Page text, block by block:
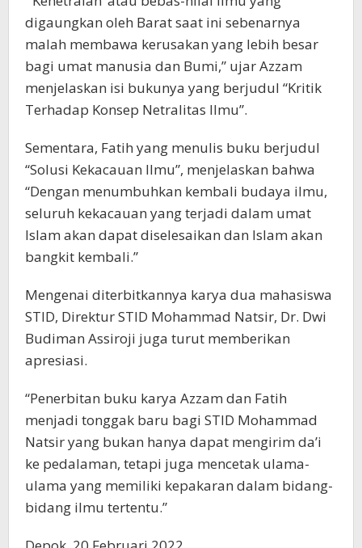
digaungkan oleh Barat saat ini sebenarnya
malah membawa kerusakan yang lebih besar
bagi umat manusia dan Bumi,” ujar Azzam
menjelaskan isi bukunya yang berjudul “Kritik
Terhadap Konsep Netralitas Ilmu”.
Sementara, Fatih yang menulis buku berjudul
“Solusi Kekacauan Ilmu”, menjelaskan bahwa
“Dengan menumbuhkan kembali budaya ilmu,
seluruh kekacauan yang terjadi dalam umat
Islam akan dapat diselesaikan dan Islam akan
bangkit kembali.”
Mengenai diterbitkannya karya dua mahasiswa
STID, Direktur STID Mohammad Natsir, Dr. Dwi
Budiman Assiroji juga turut memberikan
apresiasi.
“Penerbitan buku karya Azzam dan Fatih
menjadi tonggak baru bagi STID Mohammad
Natsir yang bukan hanya dapat mengirim da’i
ke pedalaman, tetapi juga mencetak ulama-
ulama yang memiliki kepakaran dalam bidang-
bidang ilmu tertentu.”